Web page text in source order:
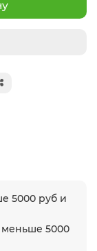
5000 руб и
меньше 5000